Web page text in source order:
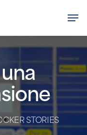
STORIES​
Menu